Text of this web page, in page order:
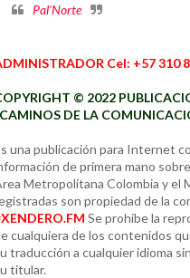
Pal'Norte
Cel: +57 310
© 2022
DE LA
una publicación para Internet
de primera mano
Metropolitana Colombia y el
son propiedad de la
Se prohíbe la
cualquiera de los contenidos
traducción a cualquier idioma
titular.